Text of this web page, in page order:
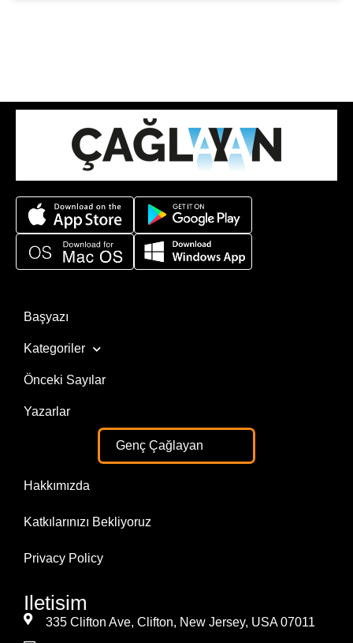
Başyazı
Kategoriler
Önceki Sayılar
Yazarlar
Genç Çağlayan
Hakkımızda
Katkılarınızı Bekliyoruz
Privacy Policy
Iletisim
335 Clifton Ave, Clifton, New Jersey, USA 07011